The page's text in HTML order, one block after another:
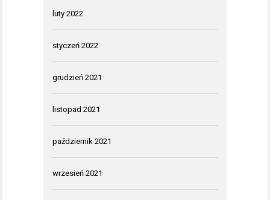
luty 2022
styczeń 2022
grudzień 2021
listopad 2021
październik 2021
wrzesień 2021